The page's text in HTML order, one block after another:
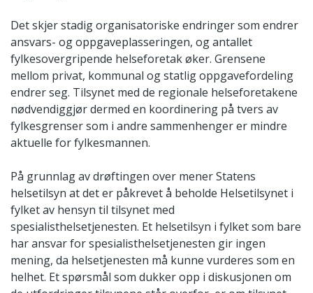
Det skjer stadig organisatoriske endringer som endrer
ansvars- og oppgaveplasseringen, og antallet
fylkesovergripende helseforetak øker. Grensene
mellom privat, kommunal og statlig oppgavefordeling
endrer seg. Tilsynet med de regionale helseforetakene
nødvendiggjør dermed en koordinering på tvers av
fylkesgrenser som i andre sammenhenger er mindre
aktuelle for fylkesmannen.
På grunnlag av drøftingen over mener Statens
helsetilsyn at det er påkrevet å beholde Helsetilsynet i
fylket av hensyn til tilsynet med
spesialisthelsetjenesten. Et helsetilsyn i fylket som bare
har ansvar for spesialisthelsetjenesten gir ingen
mening, da helsetjenesten må kunne vurderes som en
helhet. Et spørsmål som dukker opp i diskusjonen om